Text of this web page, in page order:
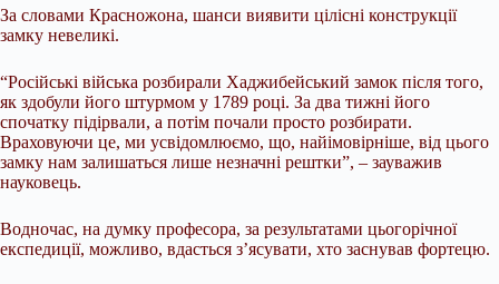
За словами Красножона, шанси виявити цілісні конструкції
замку невеликі.
“Російські війська розбирали Хаджибейський замок після того,
як здобули його штурмом у 1789 році. За два тижні його
спочатку підірвали, а потім почали просто розбирати.
Враховуючи це, ми усвідомлюємо, що, найімовірніше, від цього
замку нам залишаться лише незначні рештки”, – зауважив
науковець.
Водночас, на думку професора, за результатами цьогорічної
експедиції, можливо, вдасться з’ясувати, хто заснував фортецю.